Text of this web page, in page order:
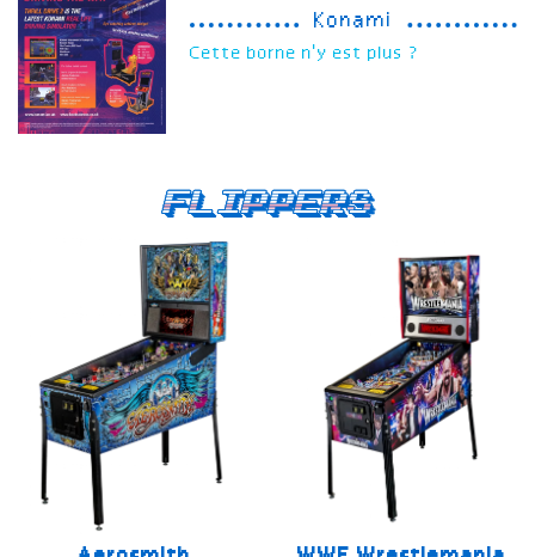
Konami
Cette borne n'y est plus ?
Flippers